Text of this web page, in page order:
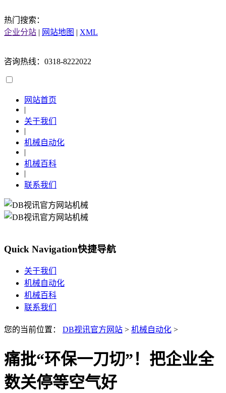
热门搜索：
企业分站 | 网站地图 | XML
咨询热线：0318-8222022
网站首页
|
关于我们
|
机械自动化
|
机械百科
|
联系我们
Quick Navigation快捷导航
关于我们
机械自动化
机械百科
联系我们
您的当前位置： DB视讯官方网站 > 机械自动化 >
痛批“环保一刀切”！把企业全
数关停等空气好